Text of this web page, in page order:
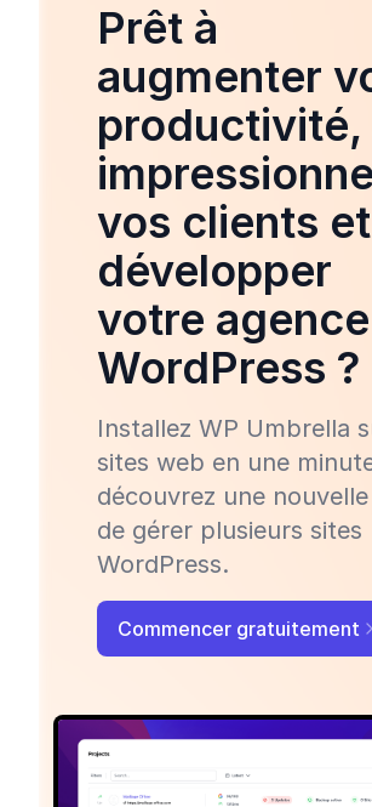
Prêt à
augmenter
productivité,
vos clients
développer
votre agence
WordPress ?
Installez WP Umbrella
sites web en une
découvrez une
de gérer plusieurs sites
WordPress.
Commencer gratuitement